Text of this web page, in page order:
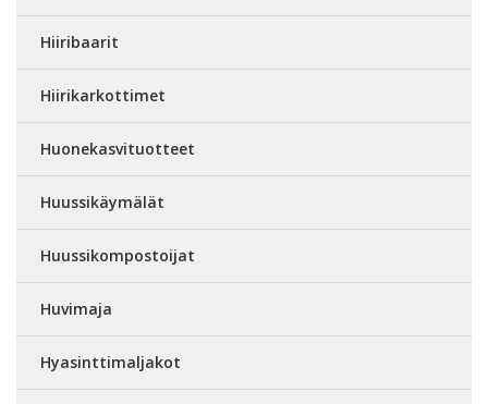
Hiiribaarit
Hiirikarkottimet
Huonekasvituotteet
Huussikäymälät
Huussikompostoijat
Huvimaja
Hyasinttimaljakot